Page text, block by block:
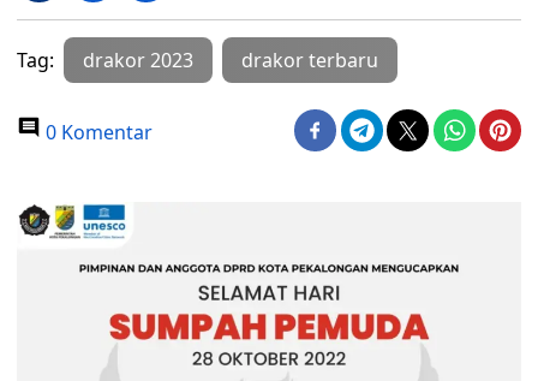
Tag: drakor 2023 drakor terbaru
0 Komentar